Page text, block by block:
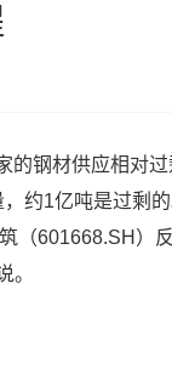
的钢材供应相对
约1亿吨是过剩
（601668.SH）
。